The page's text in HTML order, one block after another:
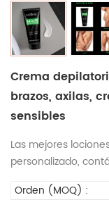
Crema
brazos, axilas,
sensibles
Las mejores
personalizado,
Orden (MOQ) :